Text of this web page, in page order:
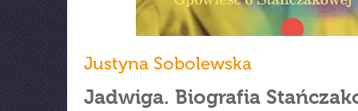
Justyna Sobolewska
Jadwiga. Biografia